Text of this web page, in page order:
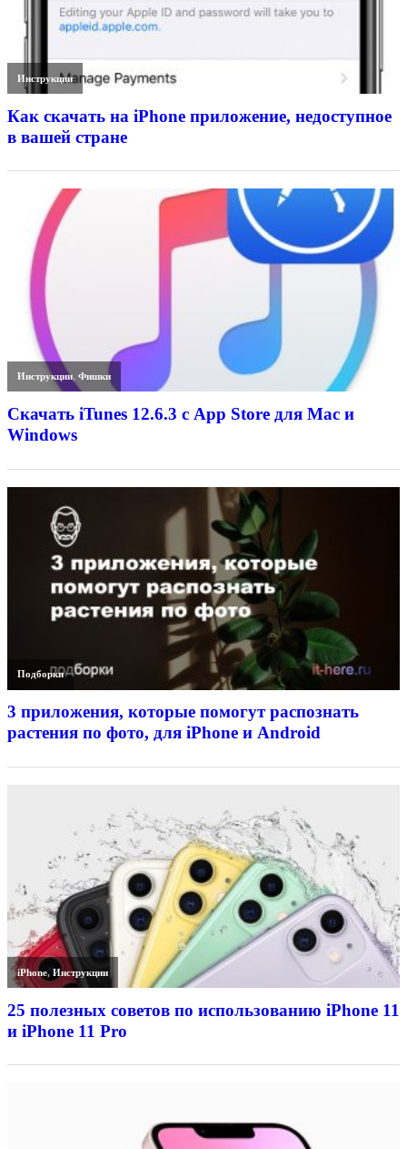
Инструкции
Как скачать на iPhone приложение, недоступное
в вашей стране
Инструкции,Фишки
Скачать iTunes 12.6.3 с App Store для Mac и
Windows
Подборки
3 приложения, которые помогут распознать
растения по фото, для iPhone и Android
iPhone,Инструкции
25 полезных советов по использованию iPhone 11
и iPhone 11 Pro